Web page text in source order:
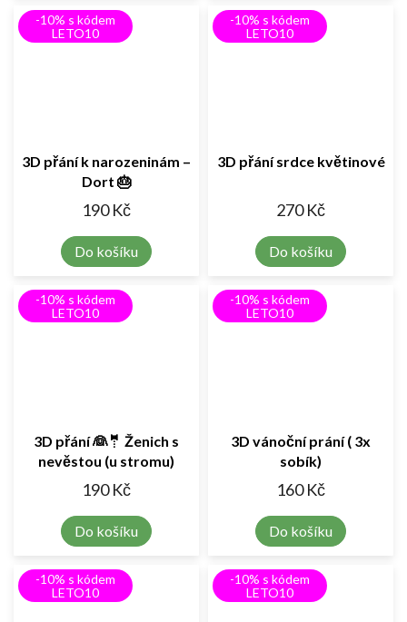
-10% s kódem
LETO10
3D přání k narozeninám –
Dort 🎂
190 Kč
Do košíku
-10% s kódem
LETO10
3D přání srdce květinové
270 Kč
Do košíku
-10% s kódem
LETO10
3D přání 👰🤵 Ženich s
nevěstou (u stromu)
190 Kč
Do košíku
-10% s kódem
LETO10
3D vánoční prání ( 3x
sobík)
160 Kč
Do košíku
-10% s kódem
LETO10
-10% s kódem
LETO10